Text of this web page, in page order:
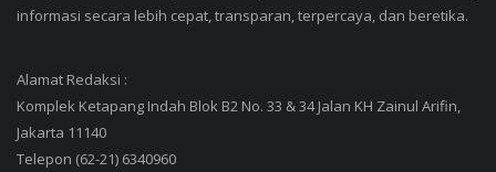
informasi secara lebih cepat, transparan, terpercaya, dan beretika.
Alamat Redaksi :
Komplek Ketapang Indah Blok B2 No. 33 & 34 Jalan KH Zainul Arifin,
Jakarta 11140
Telepon (62-21) 6340960